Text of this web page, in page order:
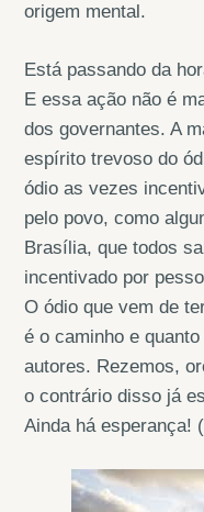
origem mental.
Está passando da
E essa ação não é
dos governantes. A
espírito trevoso do
ódio as vezes
pelo povo, como
Brasília, que todos
incentivado por
O ódio que vem de
é o caminho e
autores. Rezemos,
o contrário disso já
Ainda há esperança!